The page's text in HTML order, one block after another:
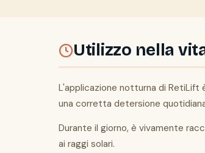
Utilizzo nella
L'applicazione notturna di RetiLift
una corretta detersione
Durante il giorno, è vivamente
ai raggi solari.